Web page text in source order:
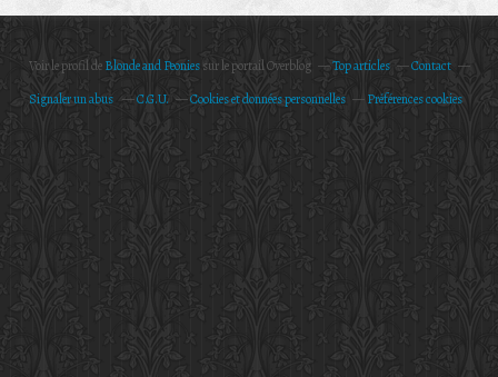
Voir le profil deBlonde and Peoniessur le portail Overblog Top articles
Contact
Signaler un abus
C.G.U. Cookies et données personnelles Préférences cookies